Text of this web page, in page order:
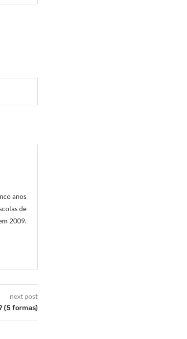
anos
de
2009.
next post
(5 formas)